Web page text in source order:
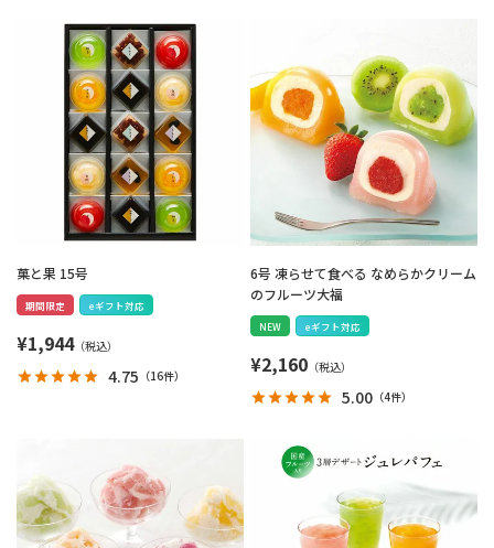
菓と果 15号
期間限定 eギフト対応
¥1,944
4.75 （16件）
6号 凍らせて食べる なめらかクリーム
のフルーツ大福
NEW eギフト対応
¥2,160
5.00 （4件）